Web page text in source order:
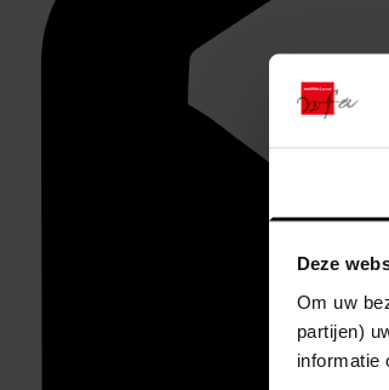
Deze
Om uw
partijen)
informatie